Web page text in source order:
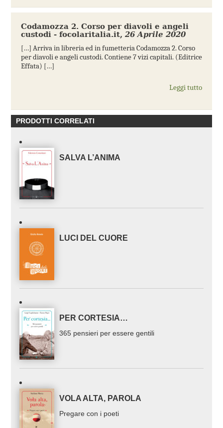
Codamozza 2. Corso per diavoli e angeli
custodi - focolaritalia.it, 26 Aprile 2020
[…] Arriva in libreria ed in fumetteria Codamozza 2. Corso
per diavoli e angeli custodi. Contiene 7 vizi capitali. (Editrice
Effata) […]
Leggi tutto
PRODOTTI CORRELATI
SALVA L’ANIMA
LUCI DEL CUORE
PER CORTESIA…
365 pensieri per essere gentili
VOLA ALTA, PAROLA
Pregare con i poeti